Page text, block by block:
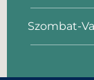
Szombat-